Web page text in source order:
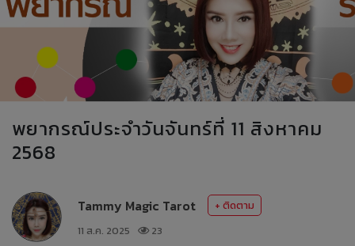
พยากรณ์ประจำวันจันทร์ที่ 11 สิงหาคม
2568
Tammy Magic Tarot
+ ติดตาม
11 ส.ค. 2025
23